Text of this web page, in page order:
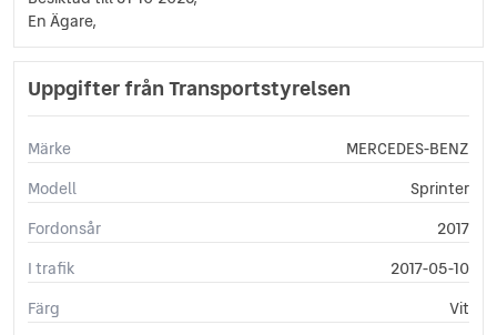
Startspärr
Svensksåld
Sätesvärme (fram)
USB-uttag
Yttertemperaturmätare
En Ägare,
Uppgifter från Transportstyrelsen
Märke
MERCEDES-BENZ
Modell
Sprinter
Fordonsår
2017
I trafik
2017-05-10
Färg
Vit